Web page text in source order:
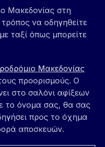
Μακεδονίας στη
να οδηγηθείτε
ταξί όπως μπορείτε
Μακεδονίας
προορισμούς. Ο
στο σαλόνι αφίξεων
το όνομα σας, θα σας
προς το όχημα
αποσκευών.